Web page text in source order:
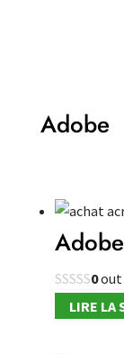
Adobe
0out
LIRE LA